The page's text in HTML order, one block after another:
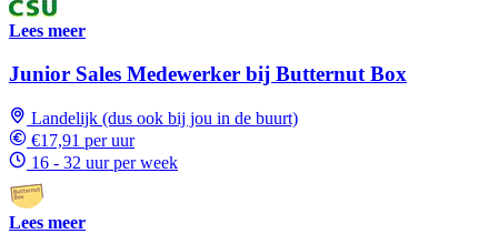
Lees meer
Junior Sales Medewerker bij Butternut Box
Landelijk (dus ook bij jou in de buurt)
€17,91 per uur
16 - 32 uur per week
Lees meer